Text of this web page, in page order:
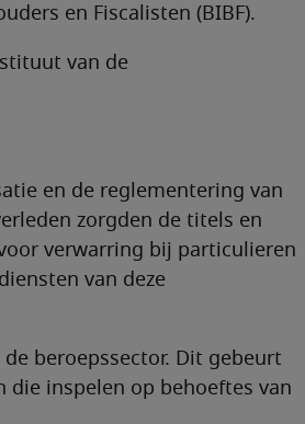
en Fiscalisten (BIBF).
van de
en de reglementering van
zorgden de titels en
verwarring bij particulieren
van deze
beroepssector. Dit gebeurt
die inspelen op behoeftes van